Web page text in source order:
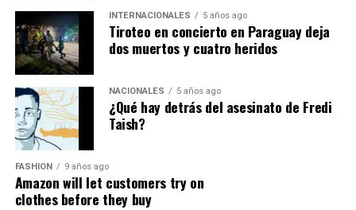
Habló desde la gratitud.
Recordó que durante los días más difíciles miles de
personas llegaron desde diferentes provincias para
ayudar a remover escombros, entregar alimentos, donar
combustible, prestar maquinaria o simplemente abrazar
a quienes habían perdido absolutamente todo.
Éder Tiwi continuó el homenaje recordando que la
tragedia también mostró el rostro más humano del
Ecuador.
INTERNACIONALES 5 años ago
Tiroteo en concierto en Paraguay deja
dos muertos y cuatro heridos
NACIONALES 5 años ago
¿Qué hay detrás del asesinato de Fredi
Taish?
FASHION 9 años ago
Amazon will let customers try on
clothes before they buy